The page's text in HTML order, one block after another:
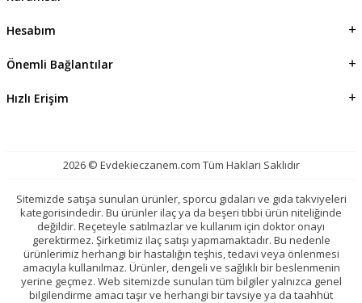
Hesabım
Önemli Bağlantılar
Hızlı Erişim
2026 © Evdekieczanem.com Tüm Hakları Saklıdır
Sitemizde satışa sunulan ürünler, sporcu gıdaları ve gıda takviyeleri
kategorisindedir. Bu ürünler ilaç ya da beşeri tıbbi ürün niteliğinde
değildir. Reçeteyle satılmazlar ve kullanım için doktor onayı
gerektirmez. Şirketimiz ilaç satışı yapmamaktadır. Bu nedenle
ürünlerimiz herhangi bir hastalığın teşhis, tedavi veya önlenmesi
amacıyla kullanılmaz. Ürünler, dengeli ve sağlıklı bir beslenmenin
yerine geçmez. Web sitemizde sunulan tüm bilgiler yalnızca genel
bilgilendirme amacı taşır ve herhangi bir tavsiye ya da taahhüt